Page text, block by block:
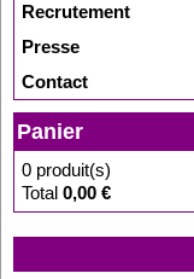
Recrutement
Presse
Contact
Panier
0 produit(s)
Total 0,00 €